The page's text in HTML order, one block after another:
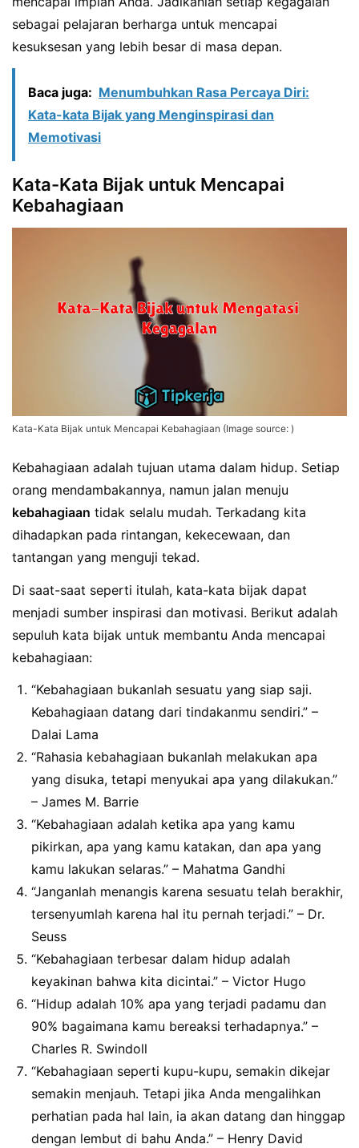
sebagai pelajaran berharga untuk mencapai
kesuksesan yang lebih besar di masa depan.
Baca juga: Menumbuhkan Rasa Percaya Diri:
Kata-kata Bijak yang Menginspirasi dan
Memotivasi
Kata-Kata Bijak untuk Mencapai
Kebahagiaan
Kata-Kata Bijak untuk Mencapai Kebahagiaan (Image source: )
Kebahagiaan adalah tujuan utama dalam hidup. Setiap
orang mendambakannya, namun jalan menuju
kebahagiaan tidak selalu mudah. Terkadang kita
dihadapkan pada rintangan, kekecewaan, dan
tantangan yang menguji tekad.
Di saat-saat seperti itulah, kata-kata bijak dapat
menjadi sumber inspirasi dan motivasi. Berikut adalah
sepuluh kata bijak untuk membantu Anda mencapai
kebahagiaan:
“Kebahagiaan bukanlah sesuatu yang siap saji.
Kebahagiaan datang dari tindakanmu sendiri.” –
Dalai Lama
“Rahasia kebahagiaan bukanlah melakukan apa
yang disuka, tetapi menyukai apa yang dilakukan.”
– James M. Barrie
“Kebahagiaan adalah ketika apa yang kamu
pikirkan, apa yang kamu katakan, dan apa yang
kamu lakukan selaras.” – Mahatma Gandhi
“Janganlah menangis karena sesuatu telah berakhir,
tersenyumlah karena hal itu pernah terjadi.” – Dr.
Seuss
“Kebahagiaan terbesar dalam hidup adalah
keyakinan bahwa kita dicintai.” – Victor Hugo
“Hidup adalah 10% apa yang terjadi padamu dan
90% bagaimana kamu bereaksi terhadapnya.” –
Charles R. Swindoll
“Kebahagiaan seperti kupu-kupu, semakin dikejar
semakin menjauh. Tetapi jika Anda mengalihkan
perhatian pada hal lain, ia akan datang dan hinggap
dengan lembut di bahu Anda.” – Henry David